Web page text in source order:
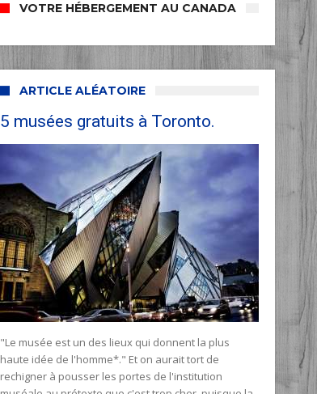
VOTRE HÉBERGEMENT AU CANADA
ARTICLE ALÉATOIRE
5 musées gratuits à Toronto.
"Le musée est un des lieux qui donnent la plus
haute idée de l'homme*." Et on aurait tort de
rechigner à pousser les portes de l'institution